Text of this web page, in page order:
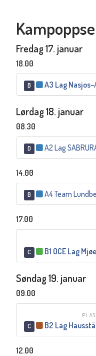
Fredag 17. januar
18.00
B A3 Lag Nasjos–
Lørdag 18. januar
08.30
D A2 Lag
14.00
B A4 Team
17.00
C B1 OCE Lag
Søndag 19. januar
09.00
C B2 Lag
12.00